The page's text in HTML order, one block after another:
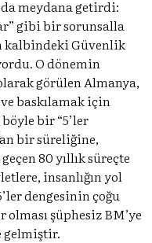
meydana getirdi:
gibi bir sorunsalla
kalbindeki Güvenlik
O dönemin
görülen Almanya,
baskılamak için
bir “5’ler
bir süreliğine,
80 yıllık süreçte
insanlığın yol
dengesinin çoğu
şüphesiz BM’ye
gelmiştir.